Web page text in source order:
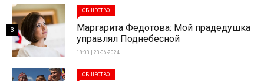
ОБЩЕСТВО
Маргарита Федотова: Мой прадедушка
управлял Поднебесной
18:03 | 23-06-2024
3
ОБЩЕСТВО